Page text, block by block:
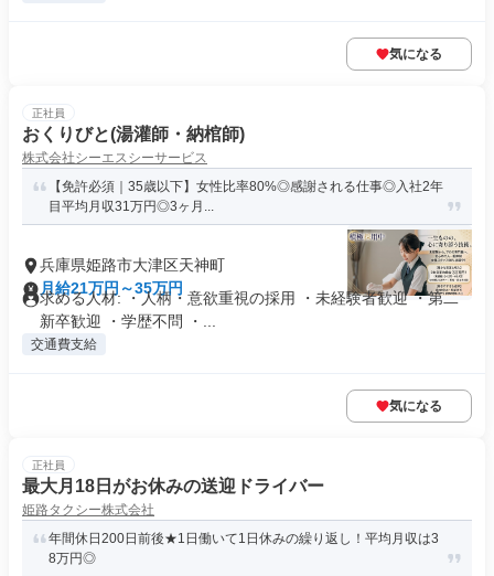
気になる
正社員
おくりびと(湯灌師・納棺師)
株式会社シーエスシーサービス
【免許必須｜35歳以下】女性比率80%◎感謝される仕事◎入社2年
目平均月収31万円◎3ヶ月...
兵庫県姫路市大津区天神町
月給21万円～35万円
求める人材: ・人柄・意欲重視の採用 ・未経験者歓迎 ・第二
新卒歓迎 ・学歴不問 ・...
交通費支給
気になる
正社員
最大月18日がお休みの送迎ドライバー
姫路タクシー株式会社
年間休日200日前後★1日働いて1日休みの繰り返し！平均月収は3
8万円◎